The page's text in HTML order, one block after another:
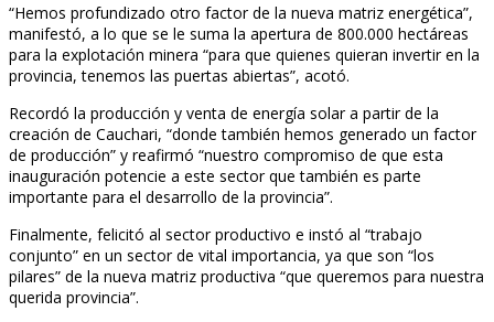
“Hemos profundizado otro factor de la nueva matriz energética”,
manifestó, a lo que se le suma la apertura de 800.000 hectáreas
para la explotación minera “para que quienes quieran invertir en la
provincia, tenemos las puertas abiertas”, acotó.
Recordó la producción y venta de energía solar a partir de la
creación de Cauchari, “donde también hemos generado un factor
de producción” y reafirmó “nuestro compromiso de que esta
inauguración potencie a este sector que también es parte
importante para el desarrollo de la provincia”.
Finalmente, felicitó al sector productivo e instó al “trabajo
conjunto” en un sector de vital importancia, ya que son “los
pilares” de la nueva matriz productiva “que queremos para nuestra
querida provincia”.